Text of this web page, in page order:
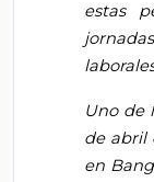
estas
Uno de
de abril
en